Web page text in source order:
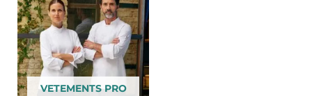
VETEMENTS PRO